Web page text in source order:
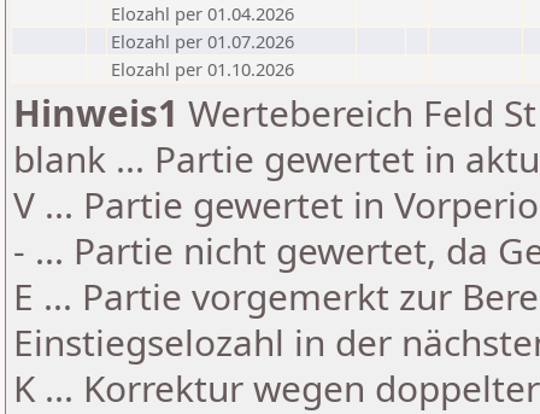
Elozahl per 01.04.2026
Elozahl per 01.07.2026
Elozahl per 01.10.2026
Hinweis1 Wertebereich Feld
blank ... Partie gewertet in
V ... Partie gewertet in
- ... Partie nicht gewertet, da
E ... Partie vorgemerkt zur
Einstiegselozahl in der
K ... Korrektur wegen